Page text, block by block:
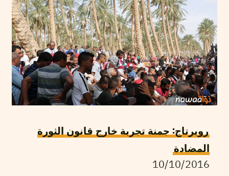
روبرتاج: جمنة تجربة خارج قانون الثورة
المضادة
10/10/2016